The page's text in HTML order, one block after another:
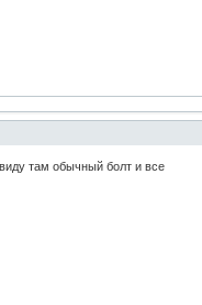
там обычный болт и все